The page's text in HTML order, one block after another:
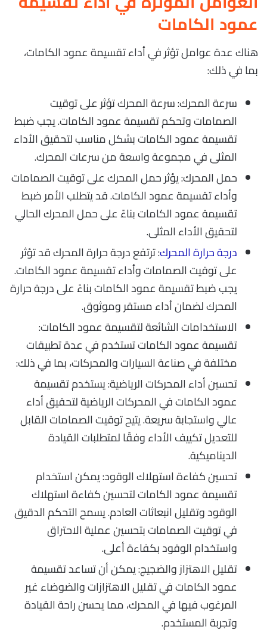
عمود الكامات
هناك عدة عوامل تؤثر في أداء تقسيمة عمود الكامات،
بما في ذلك:
سرعة المحرك: سرعة المحرك تؤثر على توقيت
الصمامات وتحكم تقسيمة عمود الكامات. يجب ضبط
تقسيمة عمود الكامات بشكل مناسب لتحقيق الأداء
المثلى في مجموعة واسعة من سرعات المحرك.
حمل المحرك: يؤثر حمل المحرك على توقيت الصمامات
وأداء تقسيمة عمود الكامات. قد يتطلب الأمر ضبط
تقسيمة عمود الكامات بناءً على حمل المحرك الحالي
لتحقيق الأداء المثلى.
درجة حرارة المحرك: ترتفع درجة حرارة المحرك قد تؤثر
على توقيت الصمامات وأداء تقسيمة عمود الكامات.
يجب ضبط تقسيمة عمود الكامات بناءً على درجة حرارة
المحرك لضمان أداء مستقر وموثوق.
الاستخدامات الشائعة لتقسيمة عمود الكامات:
تقسيمة عمود الكامات تستخدم في عدة تطبيقات
مختلفة في صناعة السيارات والمحركات، بما في ذلك:
تحسين أداء المحركات الرياضية: يستخدم تقسيمة
عمود الكامات في المحركات الرياضية لتحقيق أداء
عالي واستجابة سريعة. يتيح توقيت الصمامات القابل
للتعديل تكييف الأداء وفقًا لمتطلبات القيادة
الديناميكية.
تحسين كفاءة استهلاك الوقود: يمكن استخدام
تقسيمة عمود الكامات لتحسين كفاءة استهلاك
الوقود وتقليل انبعاثات العادم. يسمح التحكم الدقيق
في توقيت الصمامات بتحسين عملية الاحتراق
واستخدام الوقود بكفاءة أعلى.
تقليل الاهتزاز والضجيج: يمكن أن تساعد تقسيمة
عمود الكامات في تقليل الاهتزازات والضوضاء غير
المرغوب فيها في المحرك، مما يحسن راحة القيادة
وتجربة المستخدم.